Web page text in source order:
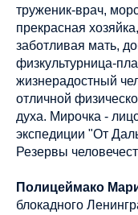
труженик-врач,
прекрасная
заботливая мать,
физкультурница-
жизнерадостный
отличной
духа. Мирочка -
экспедиции "От
Резервы
Полицеймако
блокадного